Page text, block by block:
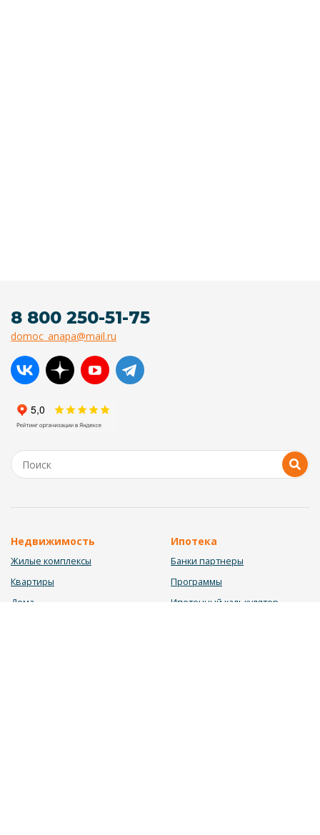
8 800 250-51-75
domoc_anapa@mail.ru
Недвижимость
Жилые комплексы
Квартиры
Дома
Ипотека
Банки партнеры
Программы
Ипотечный калькулятор